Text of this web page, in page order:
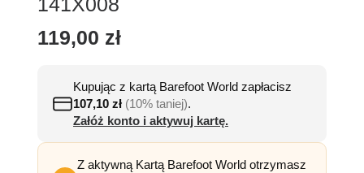
119,00 zł
Kupując z kartą Barefoot World zapłacisz
107,10 zł (10% taniej).
Załóż konto i aktywuj kartę.
Z aktywną Kartą Barefoot World otrzymasz